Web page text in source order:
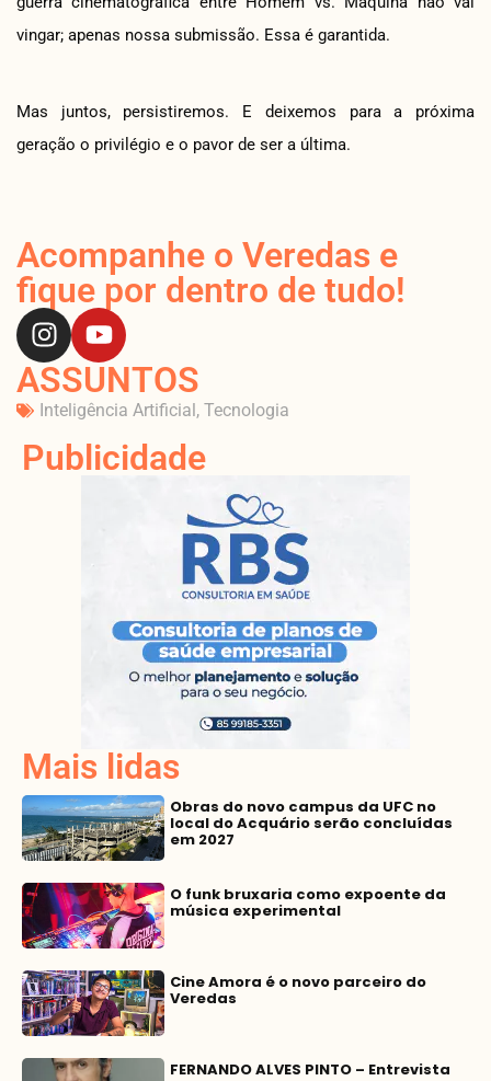
vingar; apenas nossa submissão. Essa é garantida.
Mas juntos, persistiremos. E deixemos para a próxima
geração o privilégio e o pavor de ser a última.
Acompanhe o Veredas e
fique por dentro de tudo!
ASSUNTOS
Inteligência Artificial, Tecnologia
Publicidade
Mais lidas
Obras do novo campus da UFC no
local do Acquário serão concluídas
em 2027
O funk bruxaria como expoente da
música experimental
Cine Amora é o novo parceiro do
Veredas
FERNANDO ALVES PINTO – Entrevista